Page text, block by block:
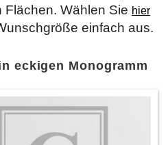
Wählen Sie hier
einfach aus.
eckigen Monogramm